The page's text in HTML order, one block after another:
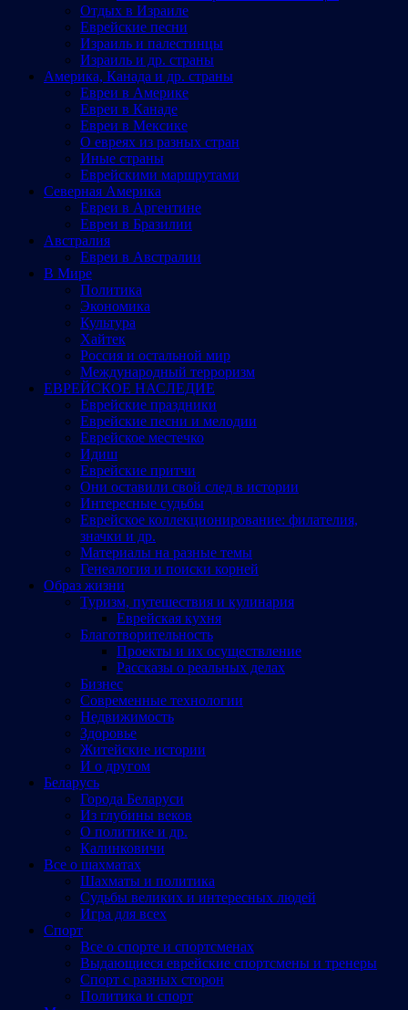
Отдых в Израиле
Еврейские песни
Израиль и палестинцы
Израиль и др. страны
Америка, Канада и др. страны
Евреи в Америке
Евреи в Канаде
Евреи в Мексике
О евреях из разных стран
Иные страны
Еврейскими маршрутами
Северная Америка
Евреи в Аргентине
Евреи в Бразилии
Австралия
Евреи в Австралии
В Мире
Политика
Экономика
Культура
Хайтек
Россия и остальной мир
Международный терроризм
ЕВРЕЙСКОЕ НАСЛЕДИЕ
Еврейские праздники
Еврейские песни и мелодии
Еврейское местечко
Идиш
Еврейские притчи
Они оставили свой след в истории
Интересные судьбы
Еврейское коллекционирование: филателия,
значки и др.
Материалы на разные темы
Генеалогия и поиски корней
Образ жизни
Туризм, путешествия и кулинария
Еврейская кухня
Благотворительность
Проекты и их осуществление
Рассказы о реальных делах
Бизнес
Современные технологии
Недвижимость
Здоровье
Житейские истории
И о другом
Беларусь
Города Беларуси
Из глубины веков
О политике и др.
Калинковичи
Все о шахматах
Шахматы и политика
Судьбы великих и интересных людей
Игра для всех
Спорт
Все о спорте и спортсменах
Выдающиеся еврейские спортсмены и тренеры
Спорт с разных сторон
Политика и спорт